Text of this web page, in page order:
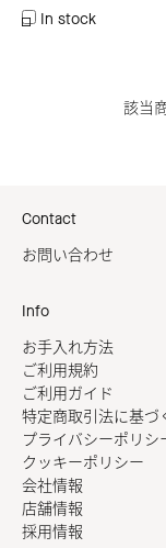
In stock
該当
Contact
お問い合わせ
Info
お手入れ方法
ご利用規約
ご利用ガイド
特定商取引法に基づ
プライバシーポリシ
クッキーポリシー
会社情報
店舗情報
採用情報